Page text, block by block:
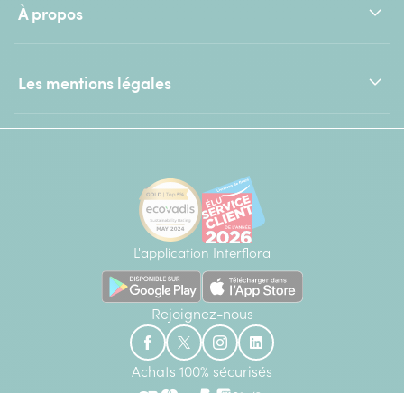
À propos
Les mentions légales
L'application Interflora
Rejoignez-nous
Achats 100% sécurisés